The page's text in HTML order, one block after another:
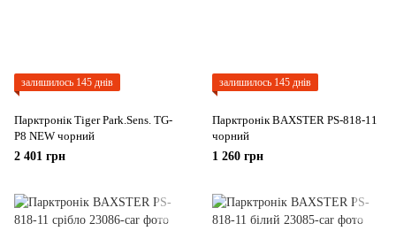
залишилось 145 днів
Парктронік Tiger Park.Sens. TG-
P8 NEW чорний
2 401 грн
залишилось 145 днів
Парктронік BAXSTER PS-818-11
чорний
1 260 грн